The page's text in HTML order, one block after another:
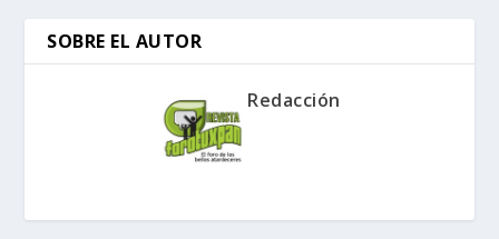
SOBRE EL AUTOR
Redacción